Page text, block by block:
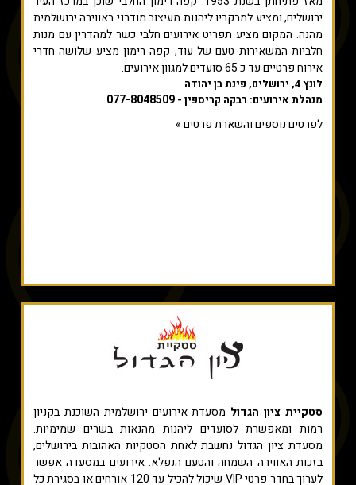
ירושלים, ומציע למבקריו ליהנות מעיצוב מודרני באווירה ירושלמית
מהנה. המקום מציע תפריט אירועים חלבי כשר למהדרין עם מנות
חלביות המשאירות טעם של עוד, קפה רימון מציע שלושה חדרי
אירוח פרטיים עד כ 65 סועדים למגוון אירועים.
לונץ 4, ירושלים, פינת בן יהודה
מנהלת אירועים: רבקה קריספין - 077-8048509
לפרטים נוספים והשארת פרטים »
סטקיית ציון הגדול מסעדת אירועים ירושלמית השוכנת בקניון
רמות ומאפשרת לסועדים ליהנות מהנאות בשרים שמימיות.
מסעדת ציון הגדול נחשבת לאחת הסטקיות האהובות בירושלים,
בזכות האווירה השמחה והטעם הנפלא. אירועים במסעדה אפשר
לערוך בחדר פרטי VIP שיכול להכיל עד 120 אורחים או בסגירת כל